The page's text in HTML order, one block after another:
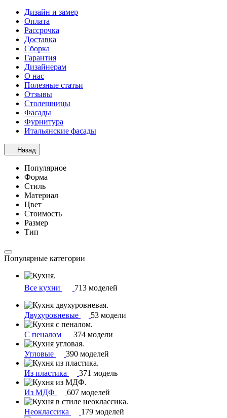
Дизайн и замер
Оплата
Рассрочка
Доставка
Сборка
Гарантия
Дизайнерам
О нас
Полезные статьи
Отзывы
Столешницы
Фасады
Фурнитура
Итальянские фасады
Назад
Популярное
Форма
Стиль
Материал
Цвет
Стоимость
Размер
Тип
Популярные категории
Все кухни 713 моделей
Двухуровневые 53 модели
С пеналом 374 модели
Угловые 390 моделей
Из пластика 371 модель
Из МДФ 607 моделей
Неоклассика 179 моделей